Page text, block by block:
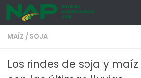
Skip to content
MAÍZ / SOJA
Los rindes de soja y